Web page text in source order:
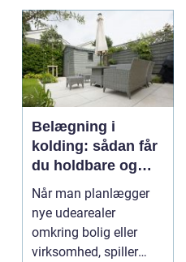
Belægning i
kolding: sådan får
du holdbare og
flotte udearealer
Når man planlægger
nye udearealer
omkring bolig eller
virksomhed, spiller